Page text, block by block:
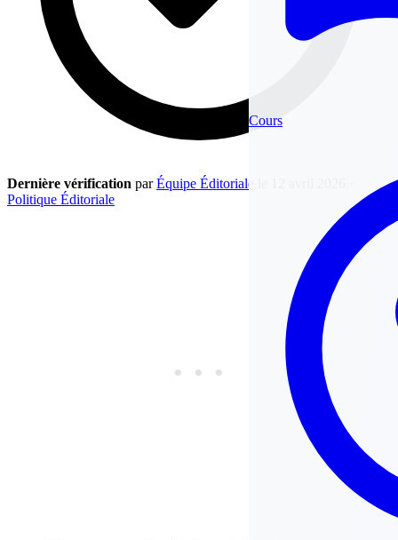
Cours
Dernière vérification parÉquipe Éditoriale
Politique Éditoriale